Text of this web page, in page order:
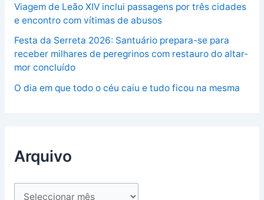
Viagem de Leão XIV inclui passagens por três cidades
e encontro com vítimas de abusos
Festa da Serreta 2026: Santuário prepara-se para
receber milhares de peregrinos com restauro do altar-
mor concluído
O dia em que todo o céu caiu e tudo ficou na mesma
Arquivo